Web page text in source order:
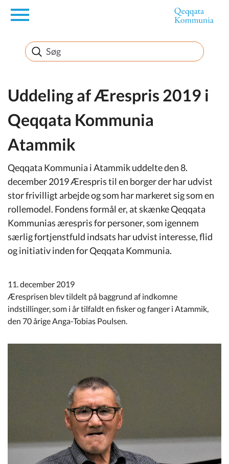
en
Borger
Erhverv
Politik
Turisme
Selvbetjening
Kommuneplan
Uddeling af Ærespris 2019 i
Qeqqata Kommunia
Atammik
Qeqqata Kommunia i Atammik uddelte den 8.
december 2019 Ærespris til en borger der har udvist
stor frivilligt arbejde og som har markeret sig som en
rollemodel. Fondens formål er, at skænke Qeqqata
Kommunias ærespris for personer, som igennem
særlig fortjenstfuld indsats har udvist interesse, flid
og initiativ inden for Qeqqata Kommunia.
11. december 2019
Æresprisen blev tildelt på baggrund af indkomne
indstillinger, som i år tilfaldt en fisker og fanger i Atammik,
den 70 årige Anga-Tobias Poulsen.